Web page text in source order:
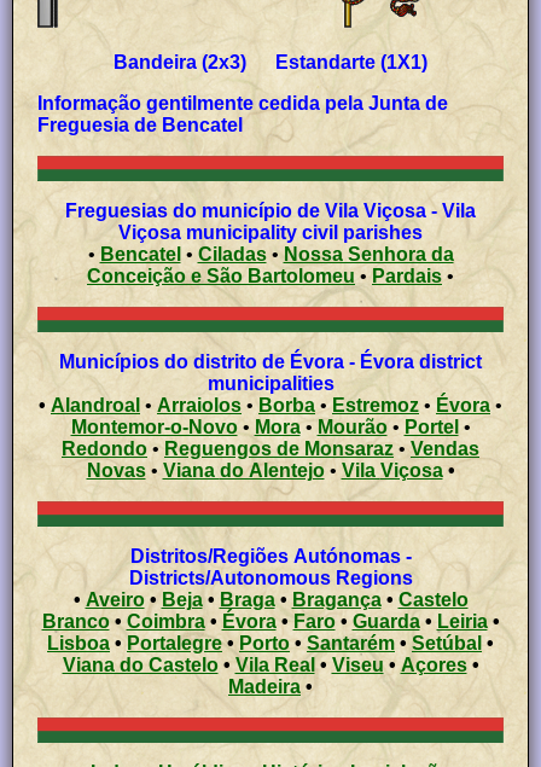
Bandeira (2x3) Estandarte (1X1)
Informação gentilmente cedida pela Junta de
Freguesia de Bencatel
Freguesias do município de Vila Viçosa - Vila
Viçosa municipality civil parishes
• Bencatel • Ciladas•Nossa Senhora da
Conceição e São Bartolomeu •Pardais•
Municípios do distrito de Évora - Évora district
municipalities
• Alandroal • Arraiolos • Borba • Estremoz • Évora •
Montemor-o-Novo• Mora• Mourão• Portel •
Redondo • Reguengos de Monsaraz •Vendas
Novas• Viana do Alentejo• Vila Viçosa•
Distritos/Regiões Autónomas -
Districts/Autonomous Regions
• Aveiro• Beja• Braga• Bragança• Castelo
Branco• Coimbra• Évora•Faro• Guarda• Leiria•
Lisboa •Portalegre• Porto • Santarém • Setúbal •
Viana do Castelo• Vila Real • Viseu•Açores •
Madeira •